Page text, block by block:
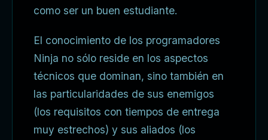
como ser un buen estudiante.
El conocimiento de los programadores
Ninja no sólo reside en los aspectos
técnicos que dominan, sino también en
las particularidades de sus enemigos
(los requisitos con tiempos de entrega
muy estrechos) y sus aliados (los